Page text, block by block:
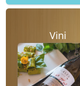
Vini